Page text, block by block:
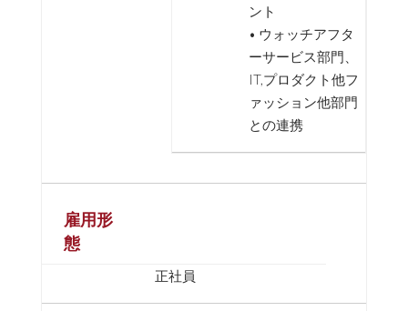
ント
• ウォッチアフタ
ーサービス部門、
IT,プロダクト他フ
ァッション他部門
との連携
雇用形
態
正社員